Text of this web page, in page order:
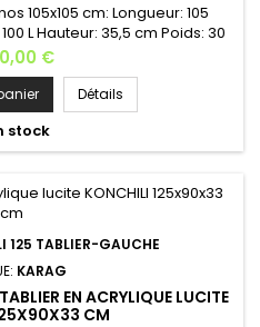
105x105 cm: Longueur: 105
L Hauteur: 35,5 cm Poids: 30
: blanc Le châssis est inclus
de l'achat avec tablier ou
comme du sur
toute annulation ne
plus...
€
Détails
stock
125 TABLIER-GAUCHE
KARAG
EN ACRYLIQUE LUCITE
CM